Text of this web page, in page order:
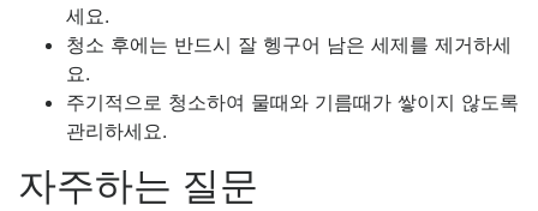
세요.
청소 후에는 반드시 잘 헹구어 남은 세제를 제거하세
요.
주기적으로 청소하여 물때와 기름때가 쌓이지 않도록
관리하세요.
자주하는 질문